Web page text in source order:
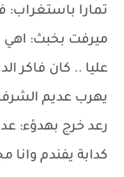
تمارا باستغراب:
ميرفت بخبث: اهي
عليا .. كان فاكر
يهرب عديم
رعد خرج بهدؤء:
كدابة يفندم وانا